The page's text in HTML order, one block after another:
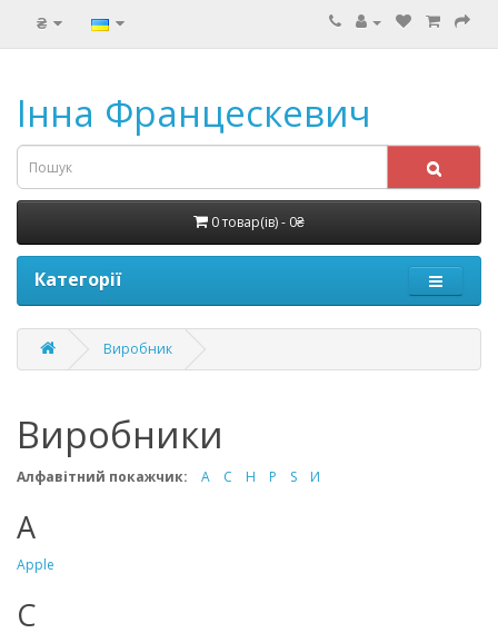
₴
Інна Францескевич
0 товар(ів) - 0₴
Категорії
Виробник
Виробники
Алфавітний покажчик: A C H P S И
A
Apple
C